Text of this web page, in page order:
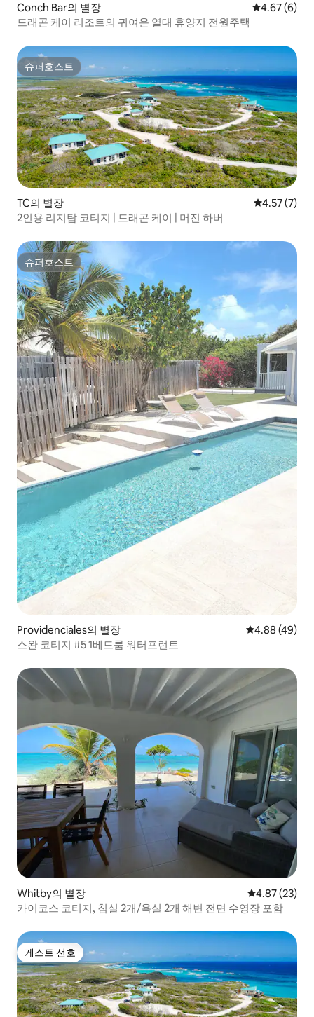
Conch Bar의 별장 평점 4.67점
4.67 (6)
드래곤 케이 리조트의 귀여운 열대 휴양지 전원주택
슈퍼호스트
슈퍼호스트
TC의 별장 평점 4.57점
4.57 (7)
2인용 리지탑 코티지 | 드래곤 케이 | 머진 하버
슈퍼호스트
슈퍼호스트
Providenciales의 별장 평점 4.88점(5
4.88 (49)
스완 코티지 #5 1베드룸 워터프런트
Whitby의 별장 평점 4.87점(5
4.87 (23)
카이코스 코티지, 침실 2개/욕실 2개 해변 전면 수영장 포함
게스트 선호
게스트 선호